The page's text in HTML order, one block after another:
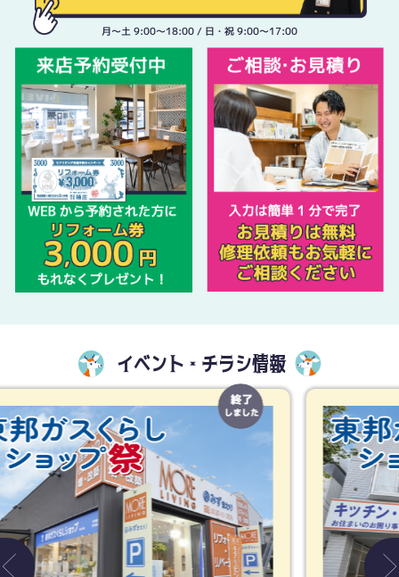
月〜土 9:00〜18:00 / 日・祝 9:00〜17:00
イベント・チラシ情報